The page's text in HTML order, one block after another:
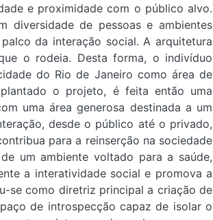
e proximidade com o público alvo.
diversidade de pessoas e ambientes
da interação social. A arquitetura
o rodeia. Desta forma, o indivíduo
do Rio de Janeiro como área de
o projeto, é feita então uma
uma área generosa destinada a um
desde o público até o privado,
para a reinserção na sociedade
um ambiente voltado para a saúde,
a interatividade social e promova a
se como diretriz principal a criação de
de introspecção capaz de isolar o